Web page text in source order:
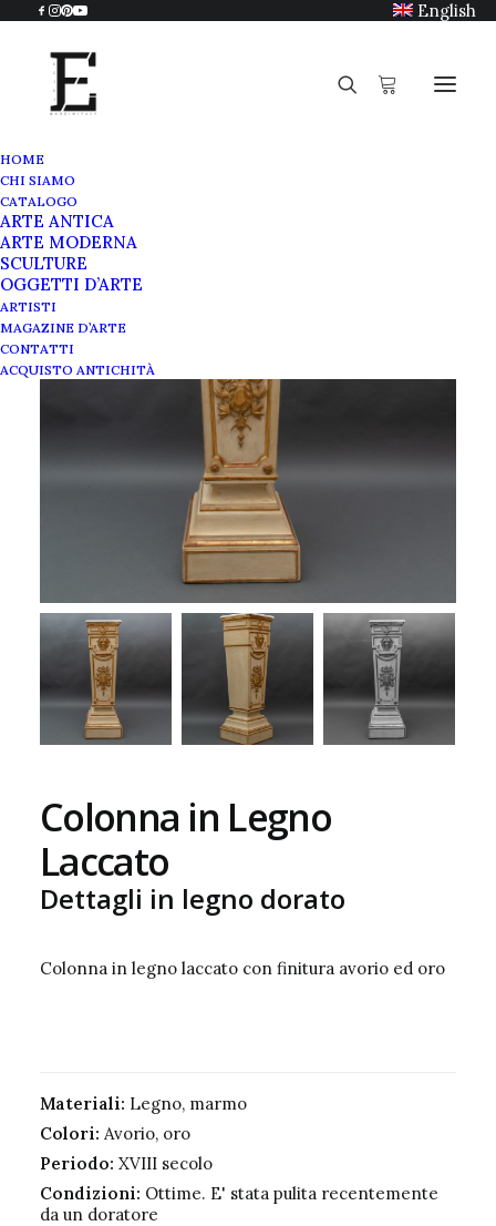
English
HOME
CHI SIAMO
CATALOGO
ARTE ANTICA
ARTE MODERNA
SCULTURE
OGGETTI D’ARTE
ARTISTI
MAGAZINE D’ARTE
CONTATTI
ACQUISTO ANTICHITÀ
Colonna in Legno
Laccato
Dettagli in legno dorato
Colonna in legno laccato con finitura avorio ed oro
Materiali: Legno, marmo
Colori: Avorio, oro
Periodo: XVIII secolo
Condizioni: Ottime. E' stata pulita recentemente
da un doratore